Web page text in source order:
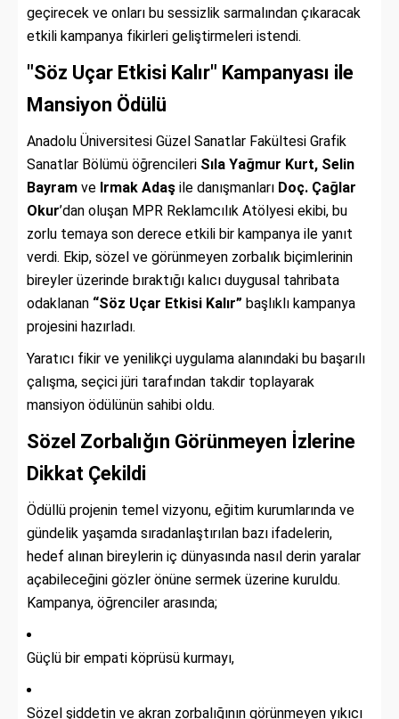
geçirecek ve onları bu sessizlik sarmalından çıkaracak
etkili kampanya fikirleri geliştirmeleri istendi.
"Söz Uçar Etkisi Kalır" Kampanyası ile
Mansiyon Ödülü
Anadolu Üniversitesi Güzel Sanatlar Fakültesi Grafik
Sanatlar Bölümü öğrencileri Sıla Yağmur Kurt, Selin
Bayram ve Irmak Adaş ile danışmanları Doç. Çağlar
Okur’dan oluşan MPR Reklamcılık Atölyesi ekibi, bu
zorlu temaya son derece etkili bir kampanya ile yanıt
verdi. Ekip, sözel ve görünmeyen zorbalık biçimlerinin
bireyler üzerinde bıraktığı kalıcı duygusal tahribata
odaklanan “Söz Uçar Etkisi Kalır” başlıklı kampanya
projesini hazırladı.
Yaratıcı fikir ve yenilikçi uygulama alanındaki bu başarılı
çalışma, seçici jüri tarafından takdir toplayarak
mansiyon ödülünün sahibi oldu.
Sözel Zorbalığın Görünmeyen İzlerine
Dikkat Çekildi
Ödüllü projenin temel vizyonu, eğitim kurumlarında ve
gündelik yaşamda sıradanlaştırılan bazı ifadelerin,
hedef alınan bireylerin iç dünyasında nasıl derin yaralar
açabileceğini gözler önüne sermek üzerine kuruldu.
Kampanya, öğrenciler arasında;
Güçlü bir empati köprüsü kurmayı,
Sözel şiddetin ve akran zorbalığının görünmeyen yıkıcı